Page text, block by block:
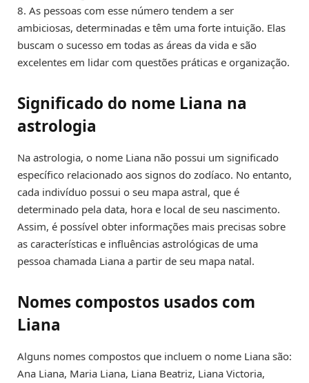
8. As pessoas com esse número tendem a ser
ambiciosas, determinadas e têm uma forte intuição. Elas
buscam o sucesso em todas as áreas da vida e são
excelentes em lidar com questões práticas e organização.
Significado do nome Liana na
astrologia
Na astrologia, o nome Liana não possui um significado
específico relacionado aos signos do zodíaco. No entanto,
cada indivíduo possui o seu mapa astral, que é
determinado pela data, hora e local de seu nascimento.
Assim, é possível obter informações mais precisas sobre
as características e influências astrológicas de uma
pessoa chamada Liana a partir de seu mapa natal.
Nomes compostos usados com
Liana
Alguns nomes compostos que incluem o nome Liana são:
Ana Liana, Maria Liana, Liana Beatriz, Liana Victoria,